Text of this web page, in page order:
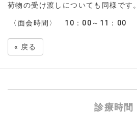
荷物の受け渡しについても同様です。
〈面会時間〉 10：00～11：
« 戻る
診療時間